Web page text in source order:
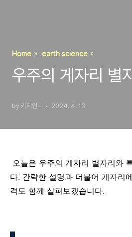
Home earth science
우주의 게자리 별
by 키티언니 2024. 4. 13.
오늘은 우주의 게자리 별자리와
다. 간략한 설명과 더불어 게자리
격도 함께 살펴보겠습니다.